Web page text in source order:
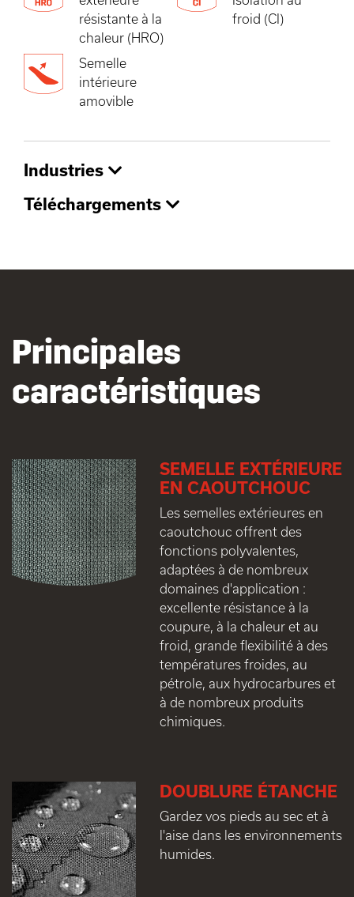
résistante à la
chaleur (HRO)
froid (CI)
Semelle
intérieure
amovible
Industries
Téléchargements
Principales
caractéristiques
SEMELLE EXTÉRIEURE
EN CAOUTCHOUC
Les semelles extérieures en
caoutchouc offrent des
fonctions polyvalentes,
adaptées à de nombreux
domaines d'application :
excellente résistance à la
coupure, à la chaleur et au
froid, grande flexibilité à des
températures froides, au
pétrole, aux hydrocarbures et
à de nombreux produits
chimiques.
DOUBLURE ÉTANCHE
Gardez vos pieds au sec et à
l'aise dans les environnements
humides.